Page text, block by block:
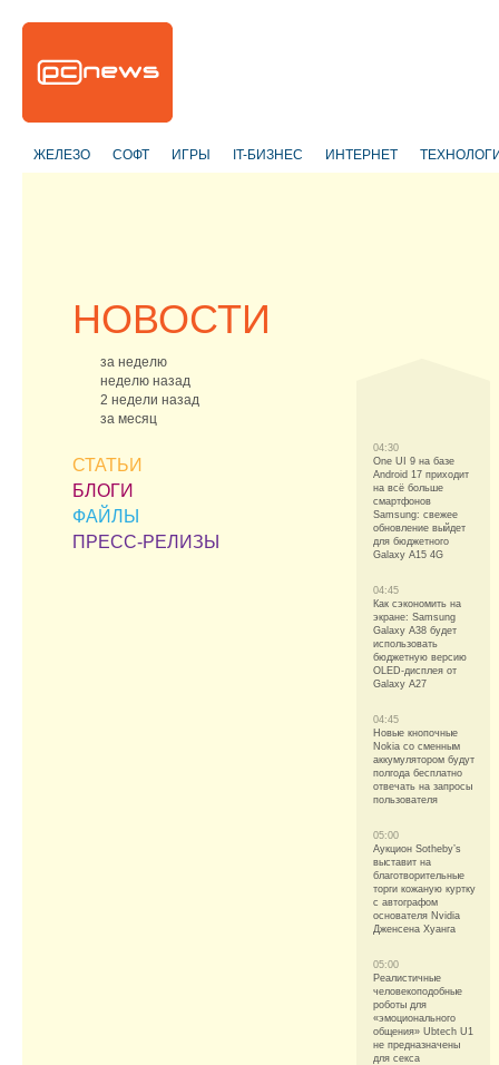
ЖЕЛЕЗО СОФТ ИГРЫ IT-БИЗНЕС ИНТЕРНЕТ
НОВОСТИ
за неделю
неделю назад
2 недели назад
за месяц
СТАТЬИ
БЛОГИ
ФАЙЛЫ
ПРЕСС-РЕЛИЗЫ
04:30
One UI 9 на базе
Android 17 приходит
на всё больше
смартфонов
Samsung: свежее
обновление выйдет
для бюджетного
Galaxy A15 4G
04:45
Как сэкономить на
экране: Samsung
Galaxy A38 будет
использовать
бюджетную версию
OLED-дисплея от
Galaxy A27
04:45
Новые кнопочные
Nokia со сменным
аккумулятором будут
полгода бесплатно
отвечать на запросы
пользователя
05:00
Аукцион Sotheby’s
выставит на
благотворительные
торги кожаную куртку
с автографом
основателя Nvidia
Дженсена Хуанга
05:00
Реалистичные
человекоподобные
роботы для
«эмоционального
общения» Ubtech U1
не предназначены
для секса